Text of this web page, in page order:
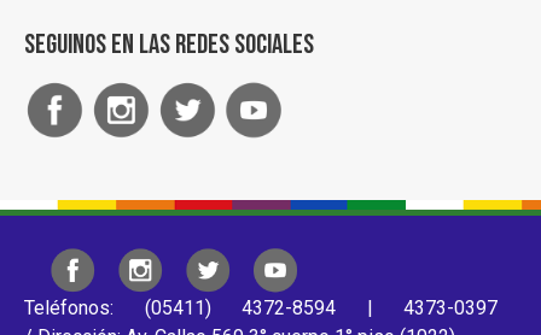
Seguinos en las redes sociales
Teléfonos: (05411) 4372-8594 | 4373-0397